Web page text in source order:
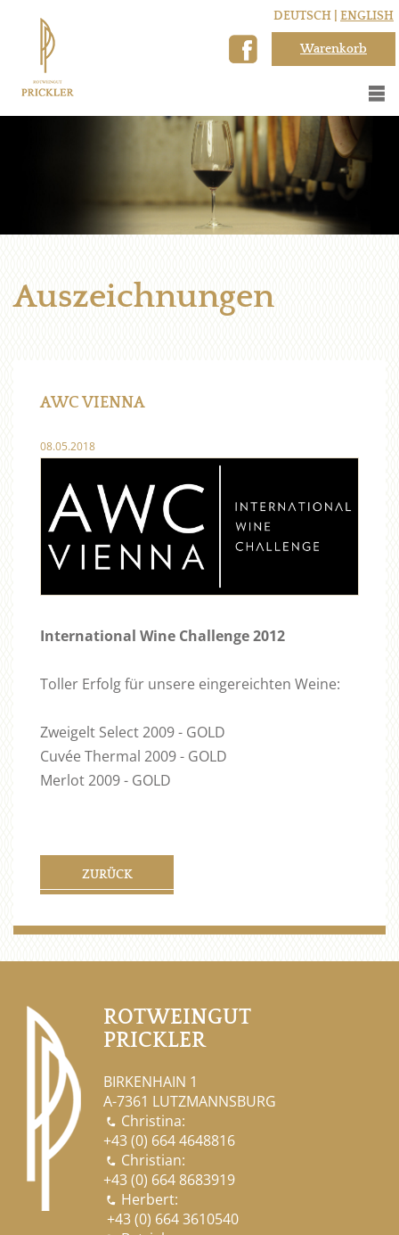
DEUTSCH | ENGLISH
Warenkorb
Auszeichnungen
AWC VIENNA
08.05.2018
International Wine Challenge 2012
Toller Erfolg für unsere eingereichten Weine:
Zweigelt Select 2009 - GOLD
Cuvée Thermal 2009 - GOLD
Merlot 2009 - GOLD
ZURÜCK
ROTWEINGUT
PRICKLER
BIRKENHAIN 1
A-7361 LUTZMANNSBURG
 Christina:
+43 (0) 664 4648816
 Christian:
+43 (0) 664 8683919
 Herbert:
+43 (0) 664 3610540